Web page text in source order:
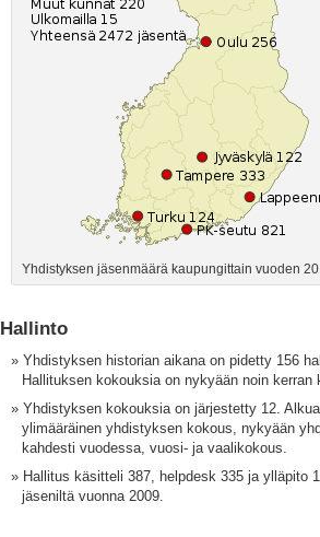
Yhdistyksen jäsenmäärä kaupungittain vuoden
Hallinto
Yhdistyksen historian aikana on pidetty 156
Hallituksen kokouksia on nykyään noin
Yhdistyksen kokouksia on järjestetty 12.
ylimääräinen yhdistyksen kokous, nykyään
kahdesti vuodessa, vuosi- ja vaalikokous.
Hallitus käsitteli 387, helpdesk 335 ja ylläpito
jäseniltä vuonna 2009.